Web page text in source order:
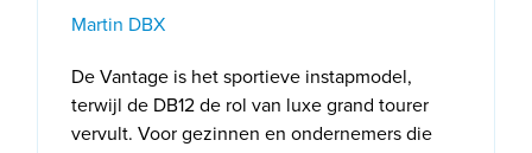
Martin DBX
De Vantage is het sportieve instapmodel,
terwijl de DB12 de rol van luxe grand tourer
vervult. Voor gezinnen en ondernemers die